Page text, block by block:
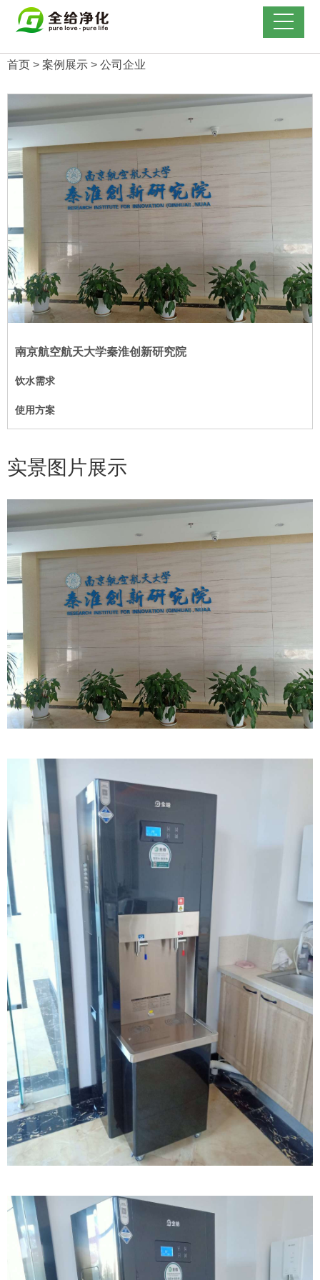
首页 > 案例展示 > 公司企业
南京航空航天大学秦淮创新研究院
饮水需求
使用方案
实景图片展示